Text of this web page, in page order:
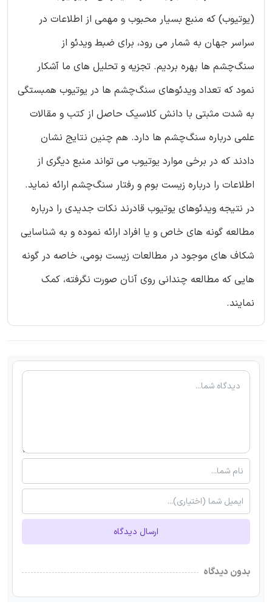
(یوتیوب) که منبع بسیار محبوب و مهمی از اطلاعات در
سراسر جهان به شمار می رود، برای ضبط ویدئو از
سنگ‌چشم ها بهره بردیم. تجزیه و تحلیل های ما آشکار
نمود که تعداد ویدئوهای سنگ‌چشم ها در یوتیوب همبستگی
به شدت مثبتی با دانش کلاسیک حاصل از کتب و مقالات
علمی درباره سنگ‌چشم ها دارد. هم چنین نتایج نشان
دادند که در برخی موارد یوتیوب می تواند منبع دیگری از
اطلاعات را درباره زیست بوم و رفتار سنگ‌چشم ارائه نماید.
در نتیجه ویدئوهای یوتیوب قادرند نکات جدیدی را درباره
مطالعه گونه های خاص و یا افراد ارائه نموده و به شناسایی
شکاف های موجود در مطالعات زیست بومی، خاصه در گونه
هایی که مطالعه چندانی روی آنان صورت نگرفته، کمک
نمایند.
ارسال دیدگاه
بدون دیدگاه